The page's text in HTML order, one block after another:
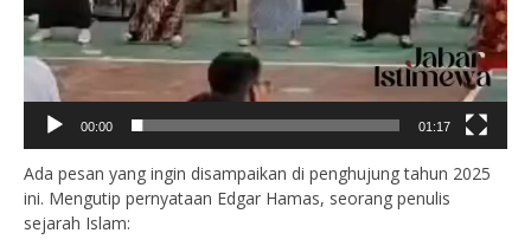
00:00 01:17
Ada pesan yang ingin disampaikan di penghujung tahun 2025
ini. Mengutip pernyataan Edgar Hamas, seorang penulis
sejarah Islam: